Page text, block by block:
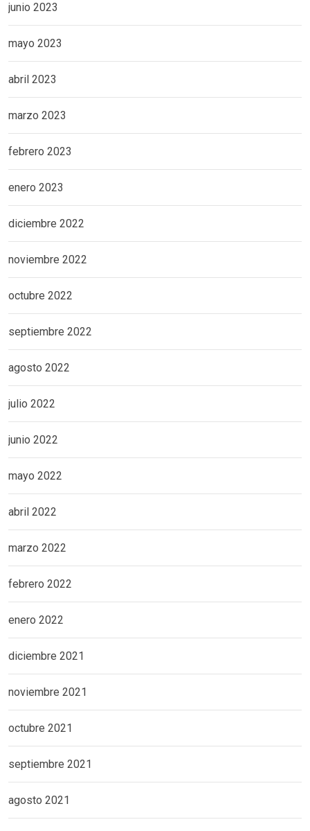
junio 2023
mayo 2023
abril 2023
marzo 2023
febrero 2023
enero 2023
diciembre 2022
noviembre 2022
octubre 2022
septiembre 2022
agosto 2022
julio 2022
junio 2022
mayo 2022
abril 2022
marzo 2022
febrero 2022
enero 2022
diciembre 2021
noviembre 2021
octubre 2021
septiembre 2021
agosto 2021